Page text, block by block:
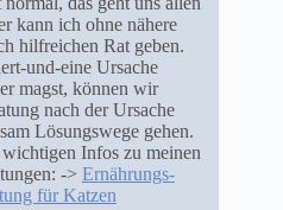
kann ich ohne nähere
hilfreichen Rat geben.
und-eine Ursache
magst, können wir
nach der Ursache
Lösungswege gehen.
Infos zu meinen
-> Ernährungs-
für Katzen